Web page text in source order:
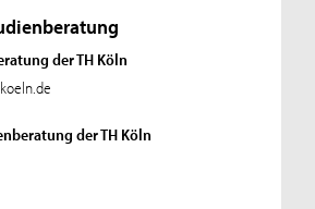
der TH Köln
der TH Köln